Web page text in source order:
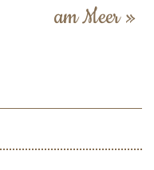
am Meer»